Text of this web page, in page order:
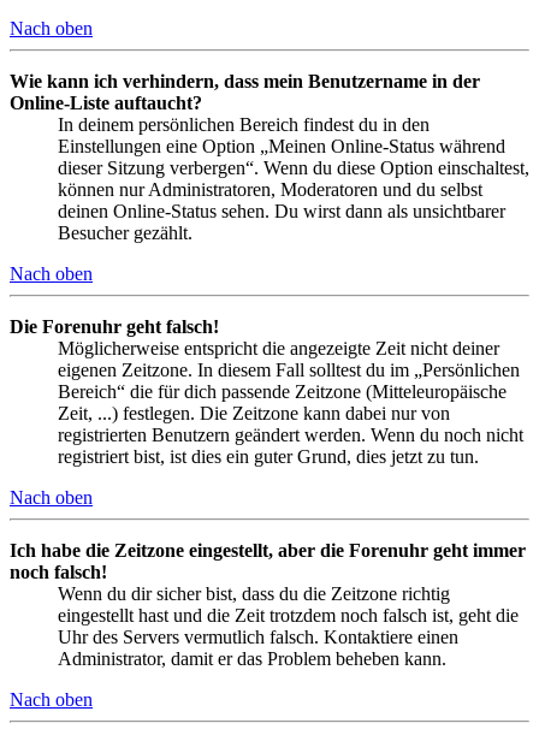
Nach oben
Wie kann ich verhindern, dass mein Benutzername in der
Online-Liste auftaucht?
In deinem persönlichen Bereich findest du in den
Einstellungen eine Option „Meinen Online-Status während
dieser Sitzung verbergen“. Wenn du diese Option einschaltest,
können nur Administratoren, Moderatoren und du selbst
deinen Online-Status sehen. Du wirst dann als unsichtbarer
Besucher gezählt.
Nach oben
Die Forenuhr geht falsch!
Möglicherweise entspricht die angezeigte Zeit nicht deiner
eigenen Zeitzone. In diesem Fall solltest du im „Persönlichen
Bereich“ die für dich passende Zeitzone (Mitteleuropäische
Zeit, ...) festlegen. Die Zeitzone kann dabei nur von
registrierten Benutzern geändert werden. Wenn du noch nicht
registriert bist, ist dies ein guter Grund, dies jetzt zu tun.
Nach oben
Ich habe die Zeitzone eingestellt, aber die Forenuhr geht immer
noch falsch!
Wenn du dir sicher bist, dass du die Zeitzone richtig
eingestellt hast und die Zeit trotzdem noch falsch ist, geht die
Uhr des Servers vermutlich falsch. Kontaktiere einen
Administrator, damit er das Problem beheben kann.
Nach oben